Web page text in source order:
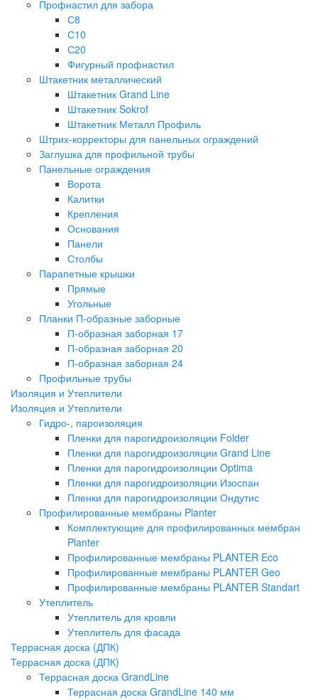
Профнастил для забора
С8
С10
С20
Фигурный профнастил
Штакетник металлический
Штакетник Grand Line
Штакетник Sokrof
Штакетник Металл Профиль
Штрих-корректоры для панельных ограждений
Заглушка для профильной трубы
Панельные ограждения
Ворота
Калитки
Крепления
Основания
Панели
Столбы
Парапетные крышки
Прямые
Угольные
Планки П-образные заборные
П-образная заборная 17
П-образная заборная 20
П-образная заборная 24
Профильные трубы
Изоляция и Утеплители
Изоляция и Утеплители
Гидро-, пароизоляция
Пленки для парогидроизоляции Folder
Пленки для парогидроизоляции Grand Line
Пленки для парогидроизоляции Optima
Пленки для парогидроизоляции Изоспан
Пленки для парогидроизоляции Ондутис
Профилированные мембраны Planter
Комплектующие для профилированных мембран
Planter
Профилированные мембраны PLANTER Eco
Профилированные мембраны PLANTER Geo
Профилированные мембраны PLANTER Standart
Утеплитель
Утеплитель для кровли
Утеплитель для фасада
Террасная доска (ДПК)
Террасная доска (ДПК)
Террасная доска GrandLine
Террасная доска GrandLine 140 мм